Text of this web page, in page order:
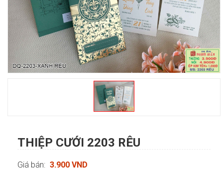
THIỆP CƯỚI 2203 RÊU
Giá bán: 3.900 VND